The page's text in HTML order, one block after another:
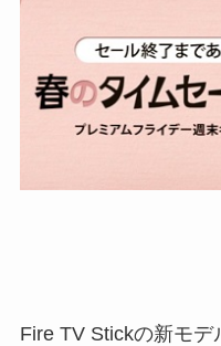
Fire TV Stickの新モデ